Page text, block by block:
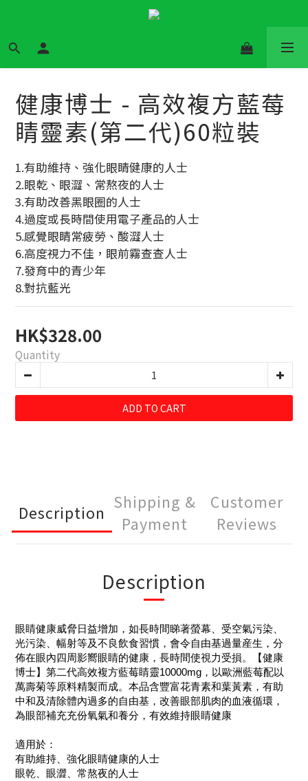
健康博士 - 高效複方藍莓
睛靈素(第二代)60粒裝
1.有助維持、強化眼睛健康的人士
2.眼乾、眼澀、常熬夜的人士
3.有助改善黑眼圈的人士
4.過度或長時間使用電子產品的人士
5.感覺眼睛常疲勞、酸澀人士
6.高度視力不佳，眼前霧查查人士
7.發育中的青少年
8.對抗藍光
HK$328.00
Quantity
ADD TO CART
Description
Shipping &
Payment
Customer
Reviews
Description
眼睛健康威脅日益增加，如長時間睇著螢幕、受空氣污染、
光污染、幅射等及不良飲食習慣，會令自由基過量産生，分
佈在眼內四周影嚮眼睛的健康，長時間使視力受損。【健康
博士】第二代高效複方藍莓睛靈10000mg，以歐洲藍莓配以
萬壽菊等原料精製而成。本品含豐富花青素和葉黃素，有助
中和及清除體內過多的自由基，改善眼部肌肉的血液循環，
為眼部補充充份氧氣和養分，有效維持眼睛健康
適用於：
有助維持、強化眼睛健康的人士
眼乾、眼澀、常熬夜的人士